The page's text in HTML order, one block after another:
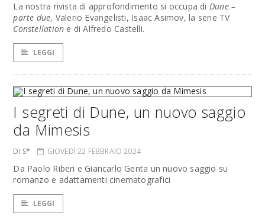
La nostra rivista di approfondimento si occupa di Dune –
parte due, Valerio Evangelisti, Isaac Asimov, la serie TV
Constellation e di Alfredo Castelli.
LEGGI
I segreti di Dune, un nuovo saggio
da Mimesis
DI S* GIOVEDÌ 22 FEBBRAIO 2024
Da Paolo Riberi e Giancarlo Genta un nuovo saggio su
romanzo e adattamenti cinematografici
LEGGI